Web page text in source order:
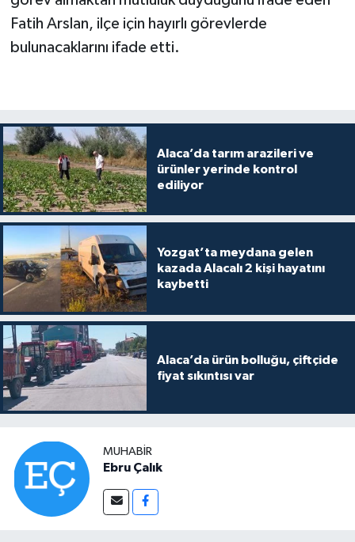
Fatih Arslan, ilçe için hayırlı görevlerde
bulunacaklarını ifade etti.
Alaca’da tarım arazileri ve
ürünler yerinde kontrol
ediliyor
Yozgat’ta meydana gelen
kazada Alacalı 2 kişi hayatını
kaybetti
Alaca’da ürün bolluğu, çiftçide
fiyat sıkıntısı var
MUHABIR
Ebru Çalık